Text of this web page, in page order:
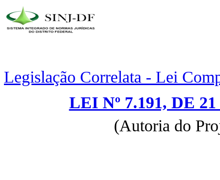
Legislação Correlata - Lei
LEI Nº 7.191, DE
(Autoria do